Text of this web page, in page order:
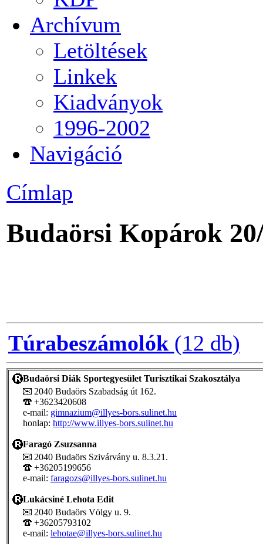
Archívum
Letöltések
Linkek
Kiadványok
1996-2002
Navigáció
Címlap
Budaörsi Kopárok
Túrabeszámolók (12 db)
Budaörsi Diák Sportegyesület Turisztikai Szakosztálya
2040 Budaörs Szabadság út 162.
+3623420608
e-mail: gimnazium@illyes-bors.sulinet.hu
honlap: http://www.illyes-bors.sulinet.hu
Faragó Zsuzsanna
2040 Budaörs Szivárvány u. 8.3.21.
+36205199656
e-mail: faragozs@illyes-bors.sulinet.hu
Lukácsiné Lehota Edit
2040 Budaörs Völgy u. 9.
+36205793102
e-mail: lehotae@illyes-bors.sulinet.hu